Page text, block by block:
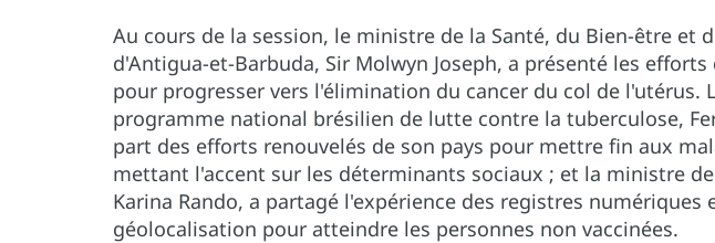
Au cours de la session, le ministre de la Santé, du Bien-être et
d'Antigua-et-Barbuda, Sir Molwyn Joseph, a présenté les
pour progresser vers l'élimination du cancer du col de l'utérus.
programme national brésilien de lutte contre la tuberculose,
part des efforts renouvelés de son pays pour mettre fin aux
mettant l'accent sur les déterminants sociaux ; et la ministre
Karina Rando, a partagé l'expérience des registres numériques
géolocalisation pour atteindre les personnes non vaccinées.